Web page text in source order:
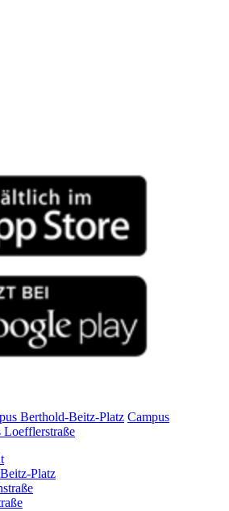
Berthold-Beitz-Platz Campus
Loefflerstraße
Platz